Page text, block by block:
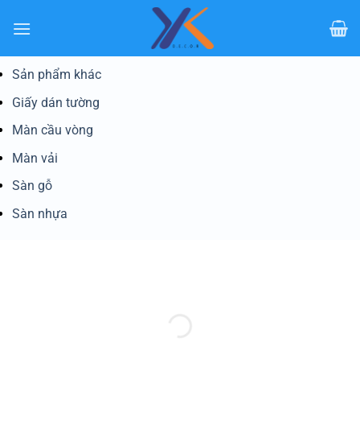
qua
dungSản phẩm khác
Giấy dán tường
Màn cầu vòng
Màn vải
Sàn gỗ
Sàn nhựa